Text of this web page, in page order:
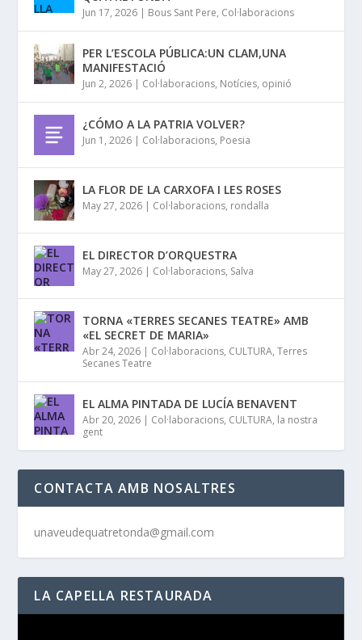
Jun 17, 2026 | Bous Sant Pere, Col·laboracions
PER L’ESCOLA PÚBLICA:UN CLAM,UNA
MANIFESTACIÓ
Jun 2, 2026 | Col·laboracions, Notícies, opinió
¿CÓMO A LA PATRIA VOLVER?
Jun 1, 2026 | Col·laboracions, Poesia
LA FLOR DE LA CARXOFA I LES ROSES
May 27, 2026 | Col·laboracions, rondalla
EL DIRECTOR D’ORQUESTRA
May 27, 2026 | Col·laboracions, Salva
TORNA «TERRES SECANES TEATRE» AMB
«EL SECRET DE MARIA»
Abr 24, 2026 | Col·laboracions, CULTURA,Terres
Secanes Teatre
EL ALMA PINTADA DE LUCÍA BENAVENT
Abr 20, 2026 | Col·laboracions, CULTURA, la nostra
gent
CONTACTA AMB NOSALTRES
unaveudequatretonda@gmail.com
LA CAPELLA RESTAURADA